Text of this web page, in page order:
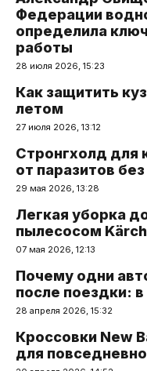
Федерации
определила
работы
28 июля 2026, 15:23
Как защитить
летом
27 июля 2026, 13:12
Стронгхолд для
от паразитов
29 мая 2026, 13:28
Легкая уборка
пылесосом
07 мая 2026, 12:13
Почему одни
после поездки:
28 апреля 2026, 15:32
Кроссовки New
для